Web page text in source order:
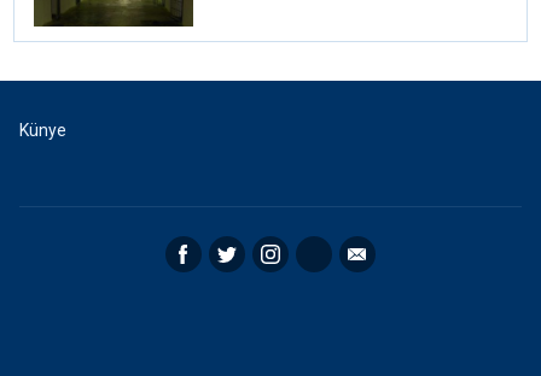
Künye
Facebook Twitter Instagram RSS